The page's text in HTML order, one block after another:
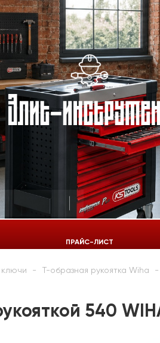
ПРАЙС-ЛИСТ
Т-образная рукоятка Wiha
540